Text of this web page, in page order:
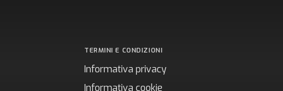
TERMINI E CONDIZIONI
Informativa privacy
Informativa cookie